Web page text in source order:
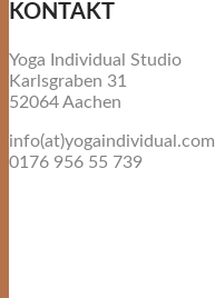
KONTAKT
Yoga Individual Studio
Karlsgraben 31
52064 Aachen
info(at)yogaindividual.com
0176 956 55 739